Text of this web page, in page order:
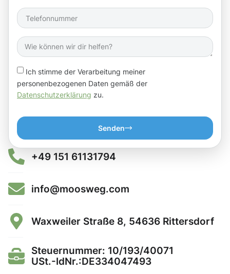
Ich stimme der Verarbeitung meiner
personenbezogenen Daten gemäß der
Datenschutzerklärung zu.
Senden
+49 151 61131794
info@moosweg.com
Waxweiler Straße 8, 54636 Rittersdorf
Steuernummer: 10/193/40071
USt.-IdNr.:DE334047493